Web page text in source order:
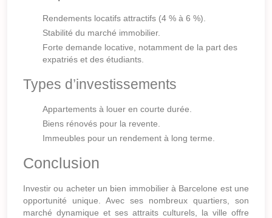
Rendements locatifs attractifs (4 % à 6 %).
Stabilité du marché immobilier.
Forte demande locative, notamment de la part des
expatriés et des étudiants.
Types d’investissements
Appartements à louer en courte durée.
Biens rénovés pour la revente.
Immeubles pour un rendement à long terme.
Conclusion
Investir ou acheter un bien immobilier à Barcelone est une
opportunité unique. Avec ses nombreux quartiers, son
marché dynamique et ses attraits culturels, la ville offre